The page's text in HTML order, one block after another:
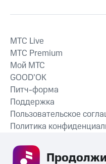
СКАЧАТЬ
MTС Live
MTС Premium
Мой МТС
GOOD’OK
Питч-форма
Поддержка
Пользовательское
Политика